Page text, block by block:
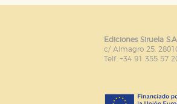
Ediciones Siruela
c/ Almagro 25.
Telf. +34 91 355 57